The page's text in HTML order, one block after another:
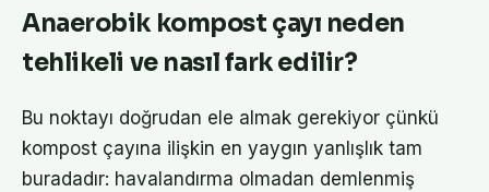
Anaerobik kompost çayı neden
tehlikeli ve nasıl fark edilir?
Bu noktayı doğrudan ele almak gerekiyor çünkü
kompost çayına ilişkin en yaygın yanlışlık tam
buradadır: havalandırma olmadan demlenmiş